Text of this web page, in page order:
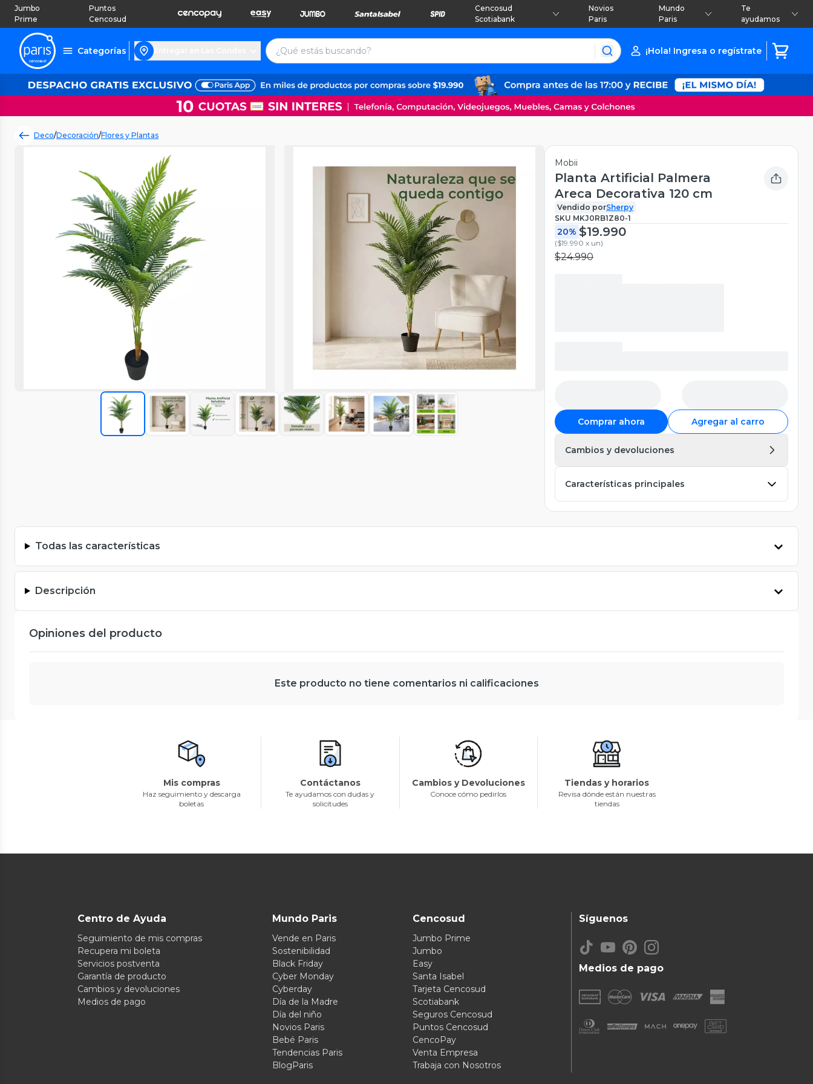
Jumbo
Prime
Puntos
Cencosud
Cencosud
Scotiabank
Novios
Paris
Mundo
Paris
Te
ayudamos
Categorías ¡Hola! Ingresa o regístrate
Deco/Decoración/Flores y Plantas
Mobii
Planta Artificial Palmera
Areca Decorativa 120 cm
Vendido porSherpy
SKU MKJ0RB1Z80-1
20% $19.990
($19.990 x un)
$24.990
Comprar ahora Agregar al carro
Cambios y devoluciones
Características principales
Todas las características
Descripción
Opiniones del producto
Este producto no tiene comentarios ni calificaciones
Mis compras
Haz seguimiento y descarga
boletas
Contáctanos
Te ayudamos con dudas y
solicitudes
Cambios y Devoluciones
Conoce cómo pedirlos
Tiendas y horarios
Revisa dónde están nuestras
tiendas
Centro de Ayuda
Seguimiento de mis compras
Recupera mi boleta
Servicios postventa
Garantía de producto
Cambios y devoluciones
Medios de pago
Mundo Paris
Vende en Paris
Sostenibilidad
Black Friday
Cyber Monday
Cyberday
Día de la Madre
Día del niño
Novios Paris
Bebé Paris
Tendencias Paris
BlogParis
Cencosud
Jumbo Prime
Jumbo
Easy
Santa Isabel
Tarjeta Cencosud
Scotiabank
Seguros Cencosud
Puntos Cencosud
CencoPay
Venta Empresa
Trabaja con Nosotros
Medios de pago
Síguenos